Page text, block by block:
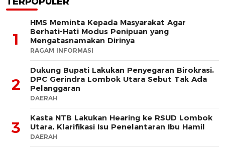
1
HMS Meminta Kepada Masyarakat Agar
Berhati-Hati Modus Penipuan yang
Mengatasnamakan Dirinya
RAGAM INFORMASI
2
Dukung Bupati Lakukan Penyegaran Birokrasi,
DPC Gerindra Lombok Utara Sebut Tak Ada
Pelanggaran
DAERAH
3
Kasta NTB Lakukan Hearing ke RSUD Lombok
Utara, Klarifikasi Isu Penelantaran Ibu Hamil
DAERAH